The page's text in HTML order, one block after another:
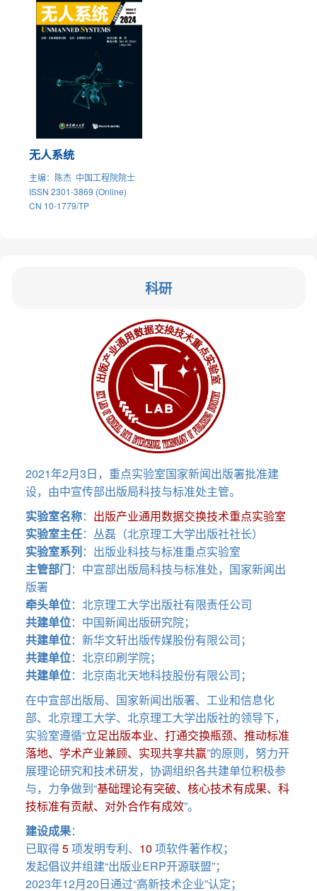
无人系统
主编：陈杰 中国工程院院士
ISSN 2301-3869 (Online)
CN 10-1779/TP
科研
2021年2月3日，重点实验室国家新闻出版署批准建
设，由中宣传部出版局科技与标准处主管。
实验室名称： 出版产业通用数据交换技术重点实验室
实验室主任：丛磊（北京理工大学出版社社长）
实验室系列：出版业科技与标准重点实验室
主管部门：中宣部出版局科技与标准处，国家新闻出
版署
牵头单位：北京理工大学出版社有限责任公司
共建单位：中国新闻出版研究院；
共建单位：新华文轩出版传媒股份有限公司；
共建单位：北京印刷学院；
共建单位：北京南北天地科技股份有限公司；
在中宣部出版局、国家新闻出版署、工业和信息化
部、北京理工大学、北京理工大学出版社的领导下，
实验室遵循“立足出版本业、打通交换瓶颈、推动标准
落地、学术产业兼顾、实现共享共赢”的原则，努力开
展理论研究和技术研发，协调组织各共建单位积极参
与，力争做到“基础理论有突破、核心技术有成果、科
技标准有贡献、对外合作有成效”。
建设成果：
已取得5项发明专利、 10 项软件著作权；
发起倡议并组建“出版业ERP开源联盟”；
2023年12月20日通过“高新技术企业”认定；